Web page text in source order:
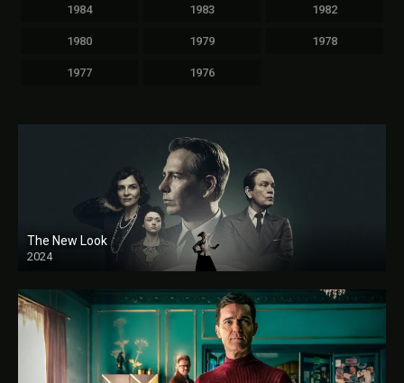
1984 1983 1982
1980 1979 1978
1977 1976
The New Look
2024